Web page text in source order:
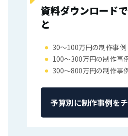
資料ダウンロード
と
30〜100万円の制作事例
100〜300万円の制作事
300〜800万円の制作事
予算別に制作事例を